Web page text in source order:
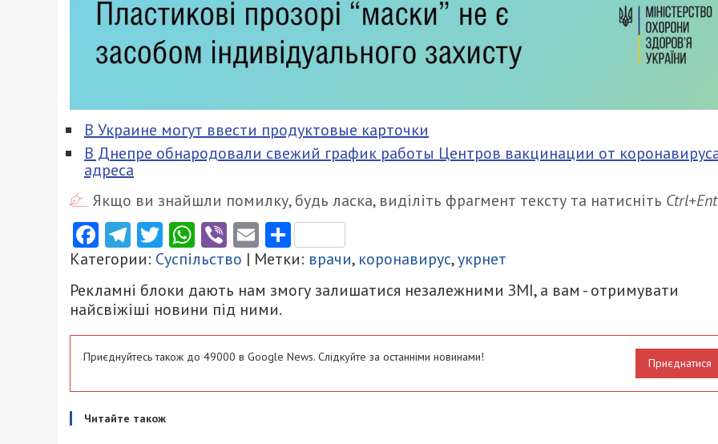
В Украине могут ввести продуктовые карточки
В Днепре обнародовали свежий график работы Центров вакцинации от
адреса
Якщо ви знайшли помилку, будь ласка, виділіть фрагмент тексту та натисніть
Facebook
Telegram
Twitter
WhatsApp
ViberEmailПоділитися
Категории: Суспільство | Метки: врачи, коронавирус,укрнет
Рекламні блоки дають нам змогу залишатися незалежними ЗМІ, а вам - отримувати
найсвіжіші новини під ними.
Приєднуйтесь також до 49000 в Google News. Слідкуйте за останніми новинами! Приєднатися
Читайте також